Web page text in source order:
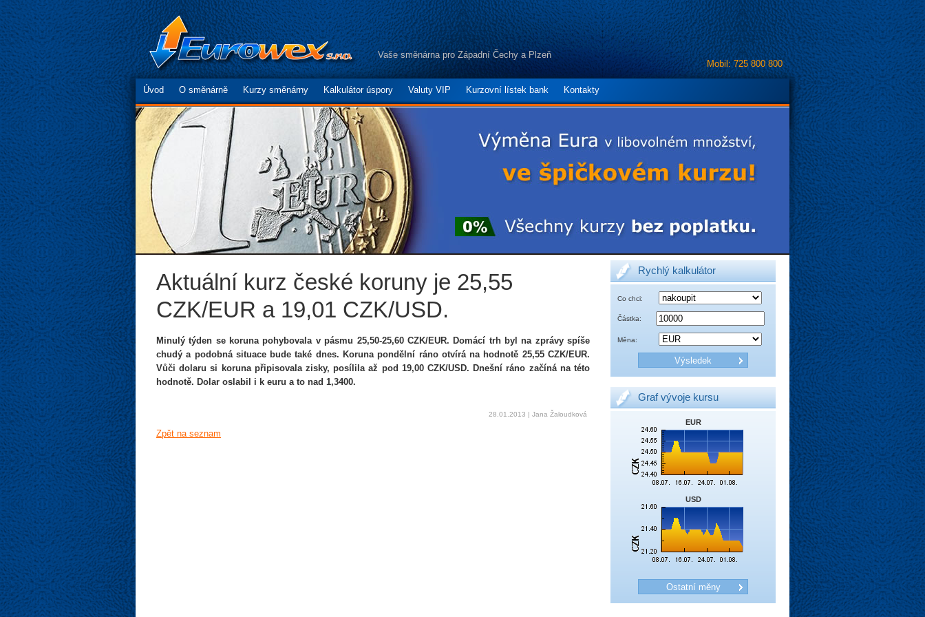
Vaše směnárna pro Západní Čechy a Plzeň
Mobil: 725 800 800
Úvod O směnárně Kurzy směnárny Kalkulátor úspory Valuty VIP Kurzovní lístek bank Kontakty
Aktuální kurz české koruny je 25,55
CZK/EUR a 19,01 CZK/USD.
Minulý týden se koruna pohybovala v pásmu 25,50-25,60 CZK/EUR. Domácí trh byl na zprávy spíše
chudý a podobná situace bude také dnes. Koruna pondělní ráno otvírá na hodnotě 25,55 CZK/EUR.
Vůči dolaru si koruna připisovala zisky, posílila až pod 19,00 CZK/USD. Dnešní ráno začíná na této
hodnotě. Dolar oslabil i k euru a to nad 1,3400.
28.01.2013 | Jana Žaloudková
Zpět na seznam
Rychlý kalkulátor
Co chci:
Částka:
Měna:
Graf vývoje kursu
EUR
USD